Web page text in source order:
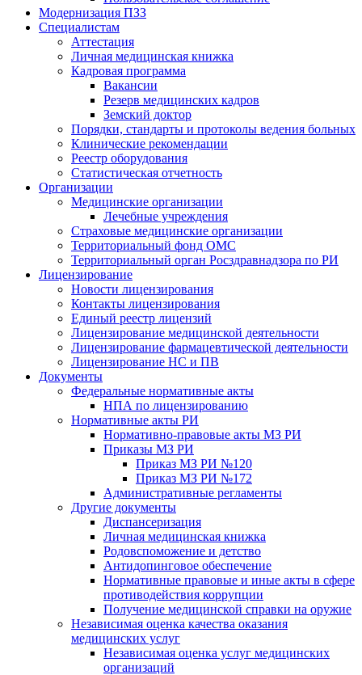
Модернизация ПЗЗ
Специалистам
Аттестация
Личная медицинская книжка
Кадровая программа
Вакансии
Резерв медицинских кадров
Земский доктор
Порядки, стандарты и протоколы ведения больных
Клинические рекомендации
Реестр оборудования
Статистическая отчетность
Организации
Медицинские организации
Лечебные учреждения
Страховые медицинские организации
Территориальный фонд ОМС
Территориальный орган Росздравнадзора по РИ
Лицензирование
Новости лицензирования
Контакты лицензирования
Единый реестр лицензий
Лицензирование медицинской деятельности
Лицензирование фармацевтической деятельности
Лицензирование НС и ПВ
Документы
Федеральные нормативные акты
НПА по лицензированию
Нормативные акты РИ
Нормативно-правовые акты МЗ РИ
Приказы МЗ РИ
Приказ МЗ РИ №120
Приказ МЗ РИ №172
Административные регламенты
Другие документы
Диспансеризация
Личная медицинская книжка
Родовспоможение и детство
Антидопинговое обеспечение
Нормативные правовые и иные акты в сфере
противодействия коррупции
Получение медицинской справки на оружие
Независимая оценка качества оказания
медицинских услуг
Независимая оценка услуг медицинскиx
организаций